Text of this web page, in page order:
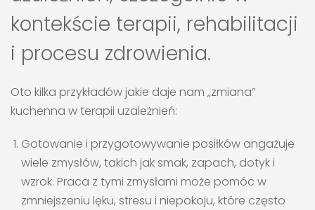
kontekście terapii, rehabilitacji
i procesu zdrowienia.
Oto kilka przykładów jakie daje nam „zmiana”
kuchenna w terapii uzależnień:
Gotowanie i przygotowywanie posiłków angażuje
wiele zmysłów, takich jak smak, zapach, dotyk i
wzrok. Praca z tymi zmysłami może pomóc w
zmniejszeniu lęku, stresu i niepokoju, które często